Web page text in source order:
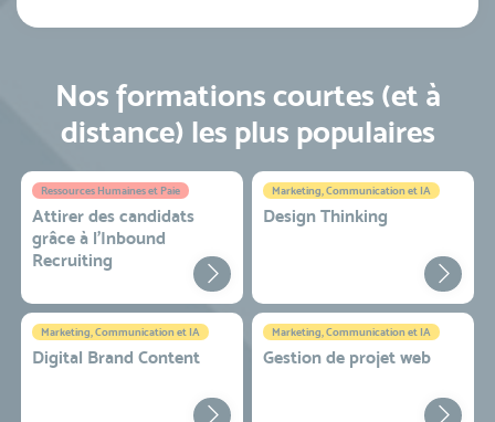
Nos formations courtes (et à
distance) les plus populaires
Ressources Humaines et Paie
Attirer des candidats
grâce à l’Inbound
Recruiting
Marketing, Communication et IA
Design Thinking
Marketing, Communication et IA
Digital Brand Content
Marketing, Communication et IA
Gestion de projet web